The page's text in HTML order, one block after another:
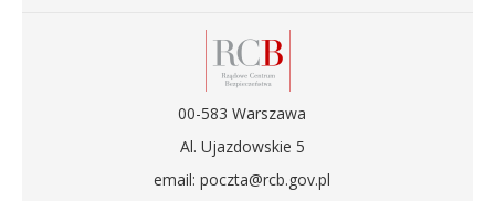
00-583 Warszawa
Al. Ujazdowskie 5
email: poczta@rcb.gov.pl